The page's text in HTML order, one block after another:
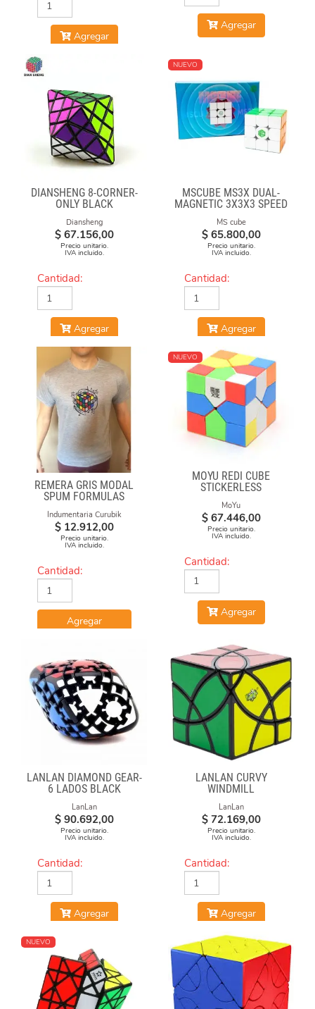
Agregar
Agregar
DIANSHENG 8-CORNER-
ONLY BLACK
Diansheng
$ 67.156,00
Precio unitario.
IVA incluido.
Cantidad:
Agregar
NUEVO
MSCUBE MS3X DUAL-
MAGNETIC 3X3X3 SPEED
CUBE STICKERLESS
MS cube
$ 65.800,00
Precio unitario.
IVA incluido.
Cantidad:
Agregar
REMERA GRIS MODAL
SPUM FORMULAS
Indumentaria Curubik
$ 12.912,00
Precio unitario.
IVA incluido.
Cantidad:
Agregar
NUEVO
MOYU REDI CUBE
STICKERLESS
MoYu
$ 67.446,00
Precio unitario.
IVA incluido.
Cantidad:
Agregar
LANLAN DIAMOND GEAR-
6 LADOS BLACK
LanLan
$ 90.692,00
Precio unitario.
IVA incluido.
Cantidad:
Agregar
LANLAN CURVY
WINDMILL
LanLan
$ 72.169,00
Precio unitario.
IVA incluido.
Cantidad:
Agregar
NUEVO